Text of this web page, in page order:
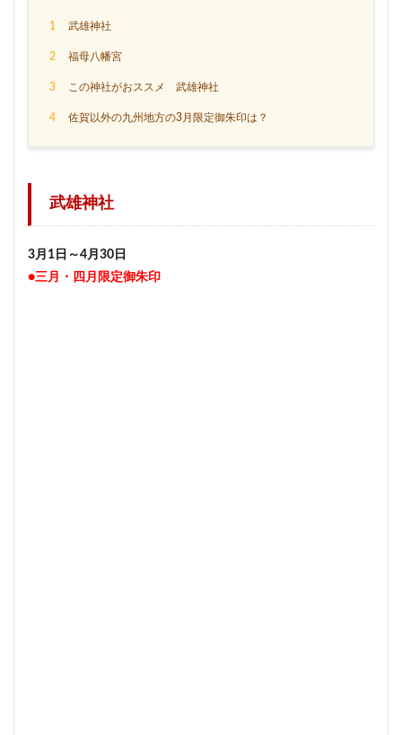
1 武雄神社
2 福母八幡宮
3 この神社がおススメ 武雄神社
4 佐賀以外の九州地方の3月限定御朱印は？
武雄神社
3月1日～4月30日
●三月・四月限定御朱印